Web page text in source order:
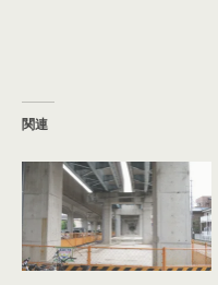
関連